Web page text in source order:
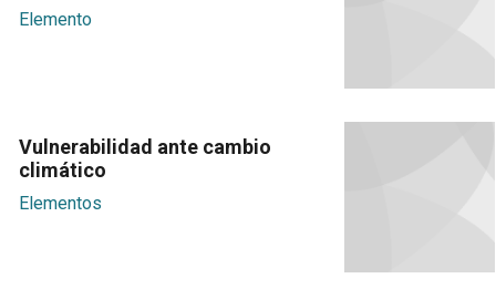
Elemento
Vulnerabilidad ante cambio
climático
Elementos